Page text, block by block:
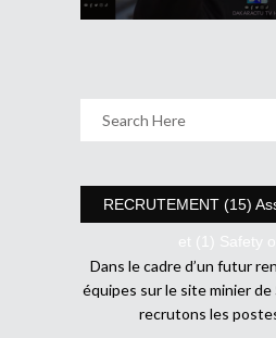
RECRUTEMENT (15)
et (1) Safety
Dans le cadre d’un futur
équipes sur le site minier de
recrutons les